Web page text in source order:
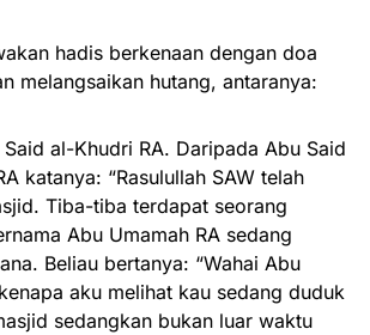
hadis berkenaan dengan doa
melangsaikan hutang, antaranya:
al-Khudri RA. Daripada Abu Said
katanya: “Rasulullah SAW telah
Tiba-tiba terdapat seorang
Abu Umamah RA sedang
Beliau bertanya: “Wahai Abu
aku melihat kau sedang duduk
sedangkan bukan luar waktu